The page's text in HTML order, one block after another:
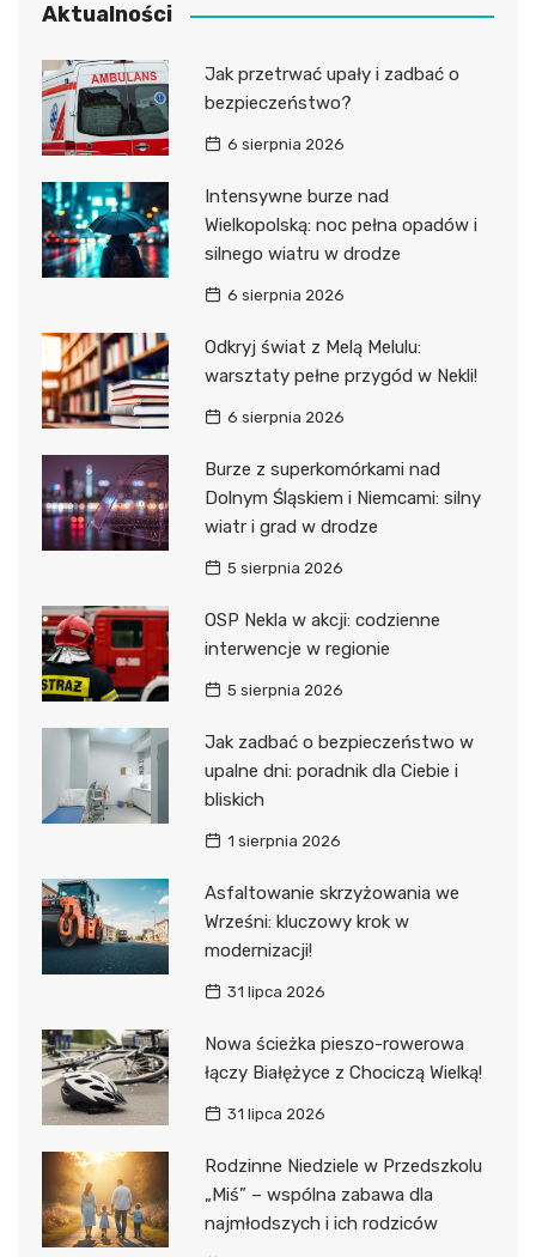
Aktualności
Jak przetrwać upały i zadbać o
bezpieczeństwo?
6 sierpnia 2026
Intensywne burze nad
Wielkopolską: noc pełna opadów i
silnego wiatru w drodze
6 sierpnia 2026
Odkryj świat z Melą Melulu:
warsztaty pełne przygód w Nekli!
6 sierpnia 2026
Burze z superkomórkami nad
Dolnym Śląskiem i Niemcami: silny
wiatr i grad w drodze
5 sierpnia 2026
OSP Nekla w akcji: codzienne
interwencje w regionie
5 sierpnia 2026
Jak zadbać o bezpieczeństwo w
upalne dni: poradnik dla Ciebie i
bliskich
1 sierpnia 2026
Asfaltowanie skrzyżowania we
Wrześni: kluczowy krok w
modernizacji!
31 lipca 2026
Nowa ścieżka pieszo-rowerowa
łączy Białężyce z Chociczą Wielką!
31 lipca 2026
Rodzinne Niedziele w Przedszkolu
„Miś” – wspólna zabawa dla
najmłodszych i ich rodziców